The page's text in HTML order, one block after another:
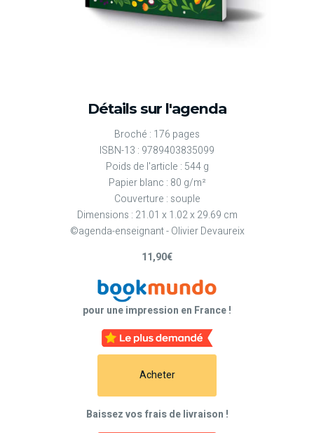
Détails sur l'agenda
Broché : 176 pages
ISBN-13 : 9789403835099
Poids de l'article : 544 g
Papier blanc : 80 g/m²
Couverture : souple
Dimensions : 21.01 x 1.02 x 29.69 cm
©agenda-enseignant - Olivier Devaureix
11,90€
pour une impression en France !
Acheter
Baissez vos frais de livraison !